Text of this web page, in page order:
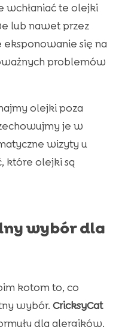
wchłaniać te olejki
lub nawet przez
eksponowanie się na
problemów
olejki poza
je w
wizyty u
które olejki są
wybór dla
kotom to, co
wybór. CricksyCat
dla alergików.